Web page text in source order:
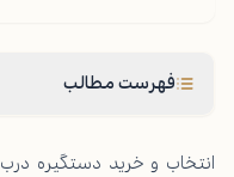
فهرست مطالب
انتخاب و خرید دستگیره درب